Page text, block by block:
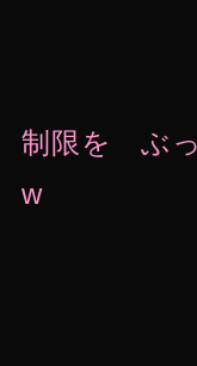
制限を ぶ
w